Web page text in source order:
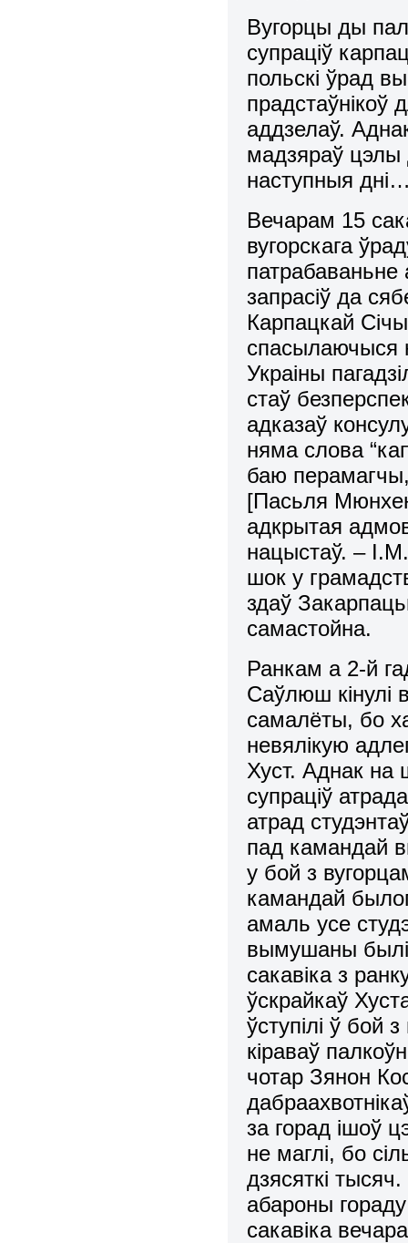
Вугорцы ды
супраціў
польскі ўрад
прадстаўнікоў
аддзелаў.
мадзяраў цэлы
наступныя
Вечарам 15
вугорскага
патрабаваньне
запрасіў да
Карпацкай
спасылаючыся
Украіны
стаў
адказаў
няма слова
баю перамагчы,
[Пасьля
адкрытая
нацыстаў. –
шок у
здаў
самастойна.
Ранкам а 2-й
Саўлюш кінулі
самалёты, бо
невялікую
Хуст. Аднак на
супраціў
атрад
пад камандай
у бой з
камандай
амаль усе
вымушаны былі
сакавіка з
ўскрайкаў
ўступілі ў бой
кіраваў
чотар Зянон
за горад ішоў
не маглі, бо
дзясяткі
абароны
сакавіка